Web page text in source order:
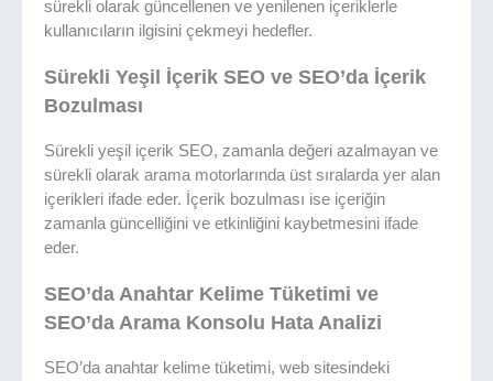
sürekli olarak güncellenen ve yenilenen içeriklerle
kullanıcıların ilgisini çekmeyi hedefler.
Sürekli Yeşil İçerik SEO ve SEO’da İçerik
Bozulması
Sürekli yeşil içerik SEO, zamanla değeri azalmayan ve
sürekli olarak arama motorlarında üst sıralarda yer alan
içerikleri ifade eder. İçerik bozulması ise içeriğin
zamanla güncelliğini ve etkinliğini kaybetmesini ifade
eder.
SEO’da Anahtar Kelime Tüketimi ve
SEO’da Arama Konsolu Hata Analizi
SEO’da anahtar kelime tüketimi, web sitesindeki